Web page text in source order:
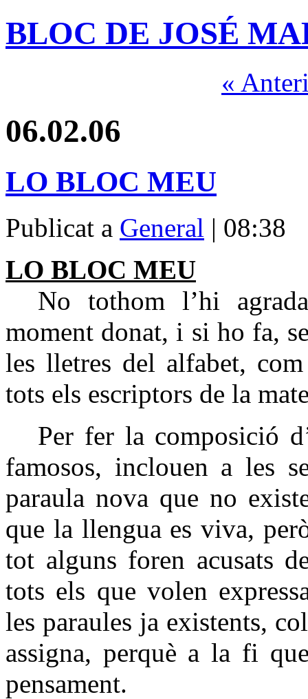
BLOC DE JOSÉ
«
06.02.06
LO BLOC MEU
Publicat a General | 08:38
LO BLOC MEU
No tothom l’hi
moment donat, i si ho fa,
les lletres del alfabet,
tots els escriptors de la
Per fer la composició
famosos, inclouen a les
paraula nova que no
que la llengua es viva,
tot alguns foren acusats
tots els que volen
les paraules ja existents,
assigna, perquè a la fi
pensament.